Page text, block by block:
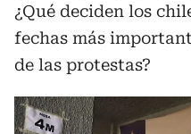
¿Qué deciden los
fechas más
de las protestas?